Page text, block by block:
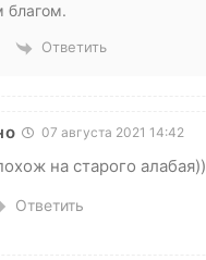
благом.
Ответить
07 августа 2021 14:42
на старого алабая))
Ответить